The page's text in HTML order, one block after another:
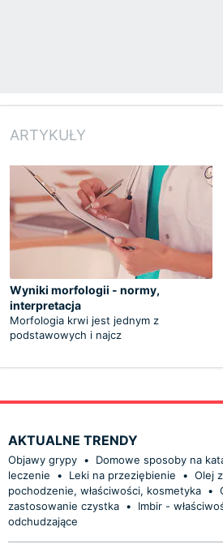
ARTYKUŁY
Wyniki morfologii - normy,
interpretacja
Morfologia krwi jest jednym z
podstawowych i najcz
AKTUALNE TRENDY
Objawy grypy • Domowe sposoby na
leczenie
• Leki na przeziębienie • Olej
pochodzenie, właściwości, kosmetyka •
zastosowanie czystka •
Imbir -
odchudzające